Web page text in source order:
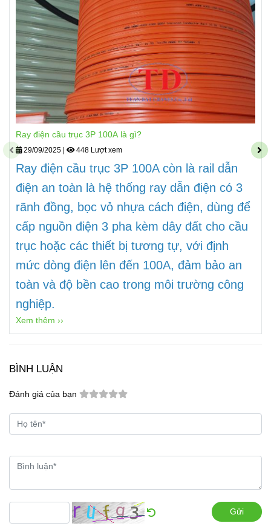
Ray điện cầu trục 3P 100A là gì?
29/09/2025 | 448 Lượt xem
Ray điện cầu trục 3P 100A còn là rail dẫn
điện an toàn là hệ thống ray dẫn điện có 3
rãnh đồng, bọc vỏ nhựa cách điện, dùng để
cấp nguồn điện 3 pha kèm dây đất cho cầu
trục hoặc các thiết bị tương tự, với định
mức dòng điện lên đến 100A, đảm bảo an
toàn và độ bền cao trong môi trường công
nghiệp.
Xem thêm ››
BÌNH LUẬN
Đánh giá của bạn
Gửi